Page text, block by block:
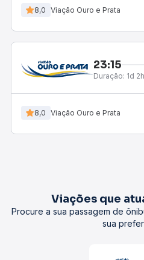
8,0 Viação Ouro e Prata
23:15
Duração: 1d
8,0 Viação Ouro e Prata
Viações que
Procure a sua passagem de
sua